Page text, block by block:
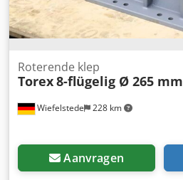
Wiefelstede 228 km
Roterende klep
Torex8-flügelig Ø 265 mm
Aanvragen